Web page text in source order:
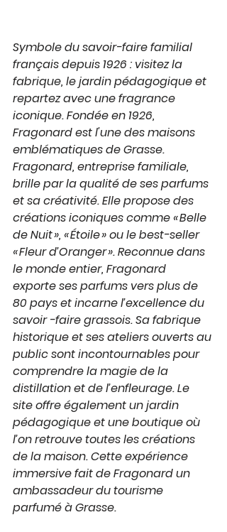
Symbole du savoir-faire familial
français depuis 1926 : visitez la
fabrique, le jardin pédagogique et
repartez avec une fragrance
iconique. Fondée en 1926,
Fragonard est l'une des maisons
emblématiques de Grasse.
Fragonard, entreprise familiale,
brille par la qualité de ses parfums
et sa créativité. Elle propose des
créations iconiques comme « Belle
de Nuit », « Étoile » ou le best-seller
« Fleur d’Oranger ». Reconnue dans
le monde entier, Fragonard
exporte ses parfums vers plus de
80 pays et incarne l’excellence du
savoir -faire grassois. Sa fabrique
historique et ses ateliers ouverts au
public sont incontournables pour
comprendre la magie de la
distillation et de l’enfleurage. Le
site offre également un jardin
pédagogique et une boutique où
l’on retrouve toutes les créations
de la maison. Cette expérience
immersive fait de Fragonard un
ambassadeur du tourisme
parfumé à Grasse.